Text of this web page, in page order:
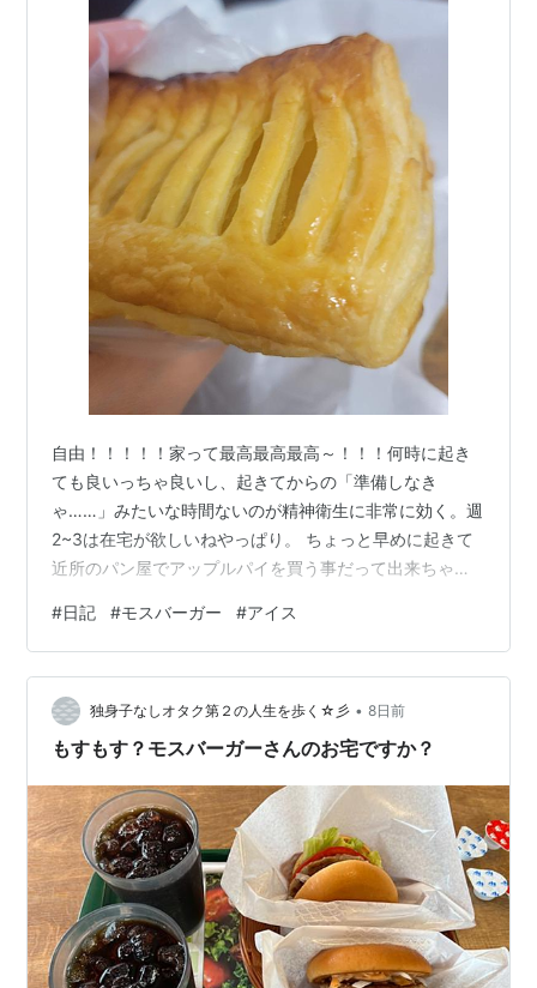
自由！！！！！家って最高最高最高～！！！何時に起き
ても良いっちゃ良いし、起きてからの「準備しなき
ゃ……」みたいな時間ないのが精神衛生に非常に効く。週
2~3は在宅が欲しいねやっぱり。 ちょっと早めに起きて
近所のパン屋でアップルパイを買う事だって出来ちゃ
わなかったが、アップルパイも十分に美味しい。気持ち
が違うよ気持ちが。これだけ穏やかな気持ちになれるな
ら、仕事も頑張れるってもんだよ、ほんとに。 午前。適
当に働いております。家での作業って快適だな。腹の調
子がえぐ悪くても何の問題もない。最高。そしてTENGA
#日記 #モスバーガー #アイス
独身子なしオタク第２の人生を歩く☆彡 • 8日前
もすもす？モスバーガーさんのお宅ですか？